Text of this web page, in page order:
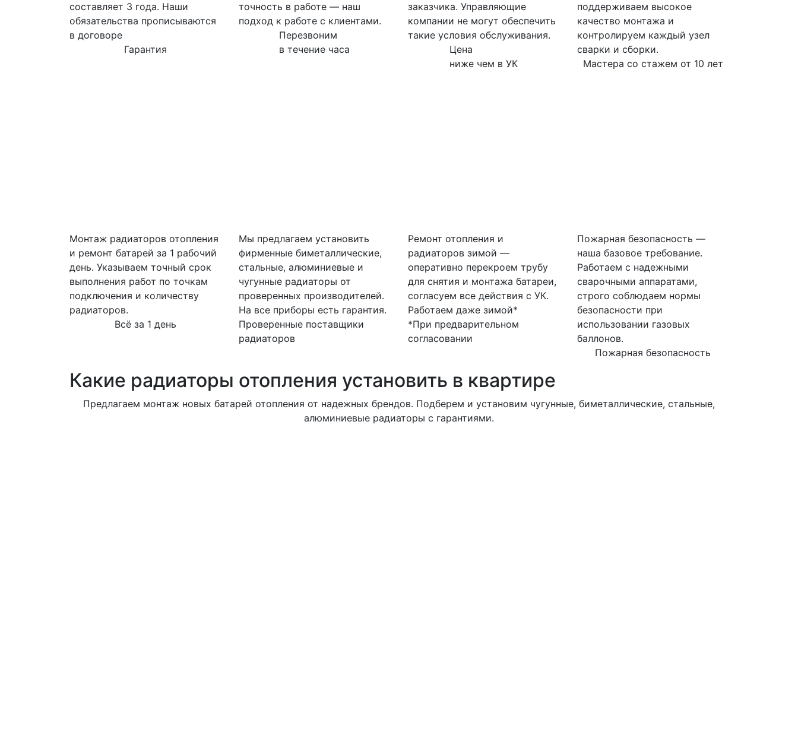
составляет 3 года. Наши
обязательства прописываются
в договоре
Гарантия
точность в работе — наш
подход к работе с клиентами.
Перезвоним
в течение часа
заказчика. Управляющие
компании не могут обеспечить
такие условия обслуживания.
Цена
ниже чем в УК
поддерживаем высокое
качество монтажа и
контролируем каждый узел
сварки и сборки.
Мастера со стажем от 10 лет
Монтаж радиаторов отопления
и ремонт батарей за 1 рабочий
день. Указываем точный срок
выполнения работ по точкам
подключения и количеству
радиаторов.
Всё за 1 день
Мы предлагаем установить
фирменные биметаллические,
стальные, алюминиевые и
чугунные радиаторы от
проверенных производителей.
На все приборы есть гарантия.
Проверенные поставщики
радиаторов
Ремонт отопления и
радиаторов зимой —
оперативно перекроем трубу
для снятия и монтажа батареи,
согласуем все действия с УК.
Работаем даже зимой*
*При предварительном
согласовании
Пожарная безопасность —
наша базовое требование.
Работаем с надежными
сварочными аппаратами,
строго соблюдаем нормы
безопасности при
использовании газовых
баллонов.
Пожарная безопасность
Какие радиаторы отопления установить в квартире
Предлагаем монтаж новых батарей отопления от надежных брендов. Подберем и установим чугунные, биметаллические, стальные,
алюминиевые радиаторы с гарантиями.